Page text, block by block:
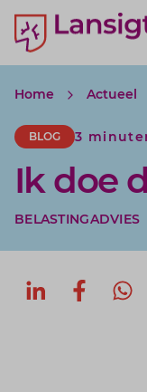
Lansigt
search website
Home Actueel
BLOG 3
Ik doe
BELASTINGADVIES
Deel opDeel op